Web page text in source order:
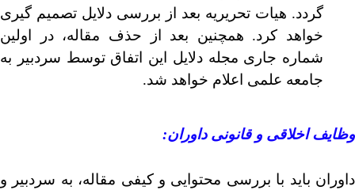
گردد. هیات تحریریه بعد از بررسی دلایل تصمیم گیری
خواهد کرد. همچنین بعد از حذف مقاله، در اولین
شماره جاری مجله دلایل این اتفاق توسط سردبیر به
جامعه علمی اعلام خواهد شد.
وظایف اخلاقی و قانونی داوران:
داوران باید با بررسی محتوایی و کیفی مقاله، به سردبیر و